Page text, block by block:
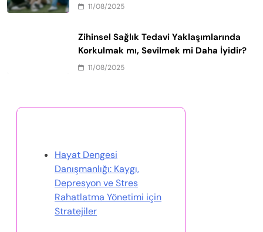
11/08/2025
Zihinsel Sağlık Tedavi Yaklaşımlarında
Korkulmak mı, Sevilmek mi Daha İyidir?
11/08/2025
Hayat Dengesi
Danışmanlığı: Kaygı,
Depresyon ve Stres
Rahatlatma Yönetimi için
Stratejiler